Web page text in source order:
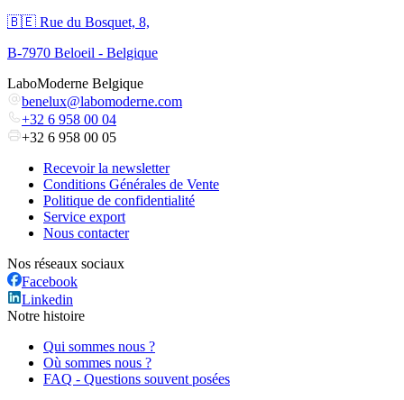
🇧🇪 Rue du Bosquet, 8,
B-7970 Beloeil - Belgique
LaboModerne Belgique
benelux@labomoderne.com
+32 6 958 00 04
+32 6 958 00 05
Recevoir la newsletter
Conditions Générales de Vente
Politique de confidentialité
Service export
Nous contacter
Nos réseaux sociaux
Facebook
Linkedin
Notre histoire
Qui sommes nous ?
Où sommes nous ?
FAQ - Questions souvent posées